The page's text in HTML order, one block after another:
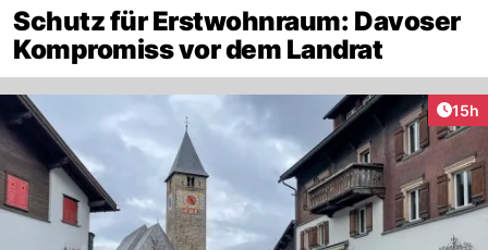
Schutz für Erstwohnraum: Davoser
Kompromiss vor dem Landrat
15h